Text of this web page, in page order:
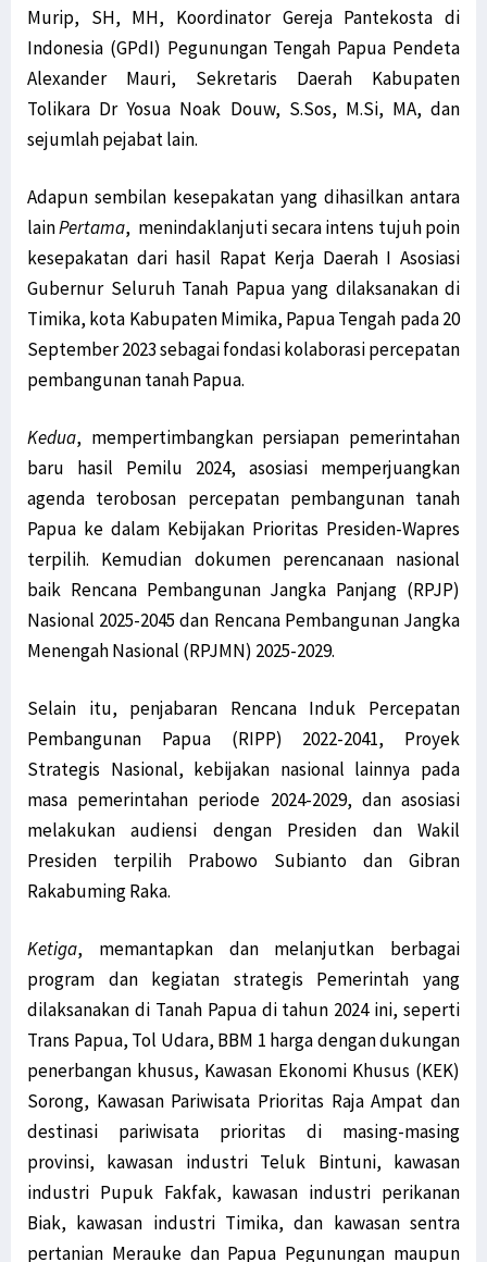
Murip, SH, MH, Koordinator Gereja Pantekosta di
Indonesia (GPdI) Pegunungan Tengah Papua Pendeta
Alexander Mauri, Sekretaris Daerah Kabupaten
Tolikara Dr Yosua Noak Douw, S.Sos, M.Si, MA, dan
sejumlah pejabat lain.
Adapun sembilan kesepakatan yang dihasilkan antara
lainPertama, menindaklanjuti secara intens tujuh poin
kesepakatan dari hasil Rapat Kerja Daerah I Asosiasi
Gubernur Seluruh Tanah Papua yang dilaksanakan di
Timika, kota Kabupaten Mimika, Papua Tengah pada 20
September 2023 sebagai fondasi kolaborasi percepatan
pembangunan tanah Papua.
Kedua, mempertimbangkan persiapan pemerintahan
baru hasil Pemilu 2024, asosiasi memperjuangkan
agenda terobosan percepatan pembangunan tanah
Papua ke dalam Kebijakan Prioritas Presiden-Wapres
terpilih. Kemudian dokumen perencanaan nasional
baik Rencana Pembangunan Jangka Panjang (RPJP)
Nasional 2025-2045 dan Rencana Pembangunan Jangka
Menengah Nasional (RPJMN) 2025-2029.
Selain itu, penjabaran Rencana Induk Percepatan
Pembangunan Papua (RIPP) 2022-2041, Proyek
Strategis Nasional, kebijakan nasional lainnya pada
masa pemerintahan periode 2024-2029, dan asosiasi
melakukan audiensi dengan Presiden dan Wakil
Presiden terpilih Prabowo Subianto dan Gibran
Rakabuming Raka.
Ketiga, memantapkan dan melanjutkan berbagai
program dan kegiatan strategis Pemerintah yang
dilaksanakan di Tanah Papua di tahun 2024 ini, seperti
Trans Papua, Tol Udara, BBM 1 harga dengan dukungan
penerbangan khusus, Kawasan Ekonomi Khusus (KEK)
Sorong, Kawasan Pariwisata Prioritas Raja Ampat dan
destinasi pariwisata prioritas di masing-masing
provinsi, kawasan industri Teluk Bintuni, kawasan
industri Pupuk Fakfak, kawasan industri perikanan
Biak, kawasan industri Timika, dan kawasan sentra
pertanian Merauke dan Papua Pegunungan maupun